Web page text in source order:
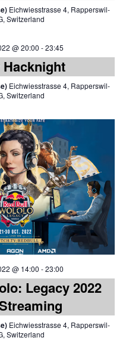
Eichwiesstrasse 4, Rapperswil-
Switzerland
@ 20:00 -23:45
Hacknight
Eichwiesstrasse 4, Rapperswil-
Switzerland
@ 14:00 -23:00
Legacy 2022
Eichwiesstrasse 4, Rapperswil-
Switzerland